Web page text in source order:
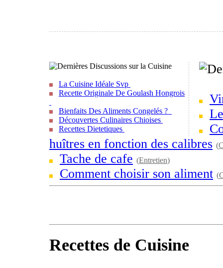
La Cuisine Idéale Svp
Recette Originale De Goulash Hongrois
Bienfaits Des Aliments Congelés ?
Découvertes Culinaires Chioises
Recettes Dietetiques
huîtres en fonction des calibres (
Tache de cafe (Entretien)
Comment choisir son aliment (
Recettes de Cuisine